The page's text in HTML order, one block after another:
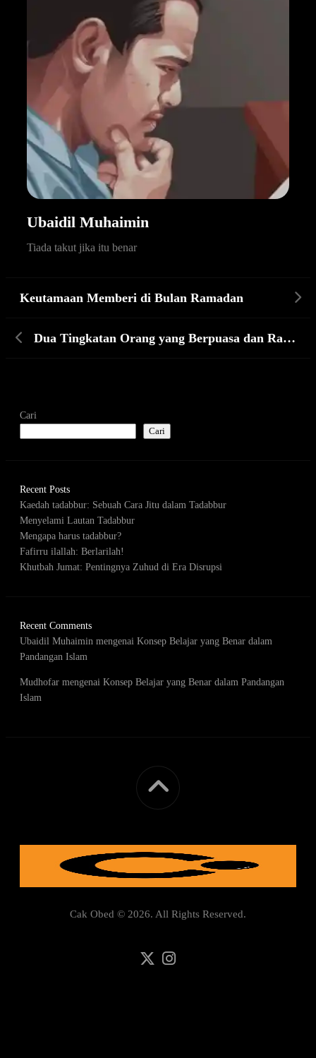
Ubaidil Muhaimin
Tiada takut jika itu benar
Keutamaan Memberi di Bulan Ramadan
Dua Tingkatan Orang yang Berpuasa dan Rahasia Aroma tak Sedap
Cari
Cari
Recent Posts
Kaedah tadabbur: Sebuah Cara Jitu dalam Tadabbur
Menyelami Lautan Tadabbur
Mengapa harus tadabbur?
Fafirru ilallah: Berlarilah!
Khutbah Jumat: Pentingnya Zuhud di Era Disrupsi
Recent Comments
Ubaidil Muhaimin mengenai Konsep Belajar yang Benar dalam
Pandangan Islam
Mudhofar mengenai Konsep Belajar yang Benar dalam Pandangan
Islam
Cak Obed © 2026. All Rights Reserved.